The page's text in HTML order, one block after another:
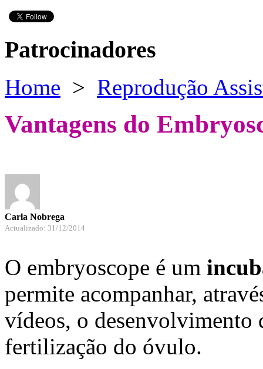
Patrocinadores
Home > Reprodução
Vantagens do
Carla Nobrega
Actualizado: 31/12/2014
O embryoscope é um
permite acompanhar,
vídeos, o desenvolvimento
fertilização do óvulo.